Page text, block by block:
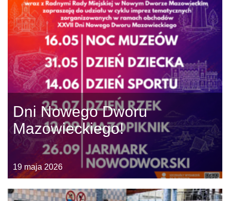
Dni Nowego Dworu
Mazowieckiego!
19 maja 2026